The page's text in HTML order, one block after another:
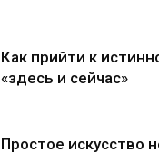
Как прийти к
«здесь и сейчас»
Простое искусство